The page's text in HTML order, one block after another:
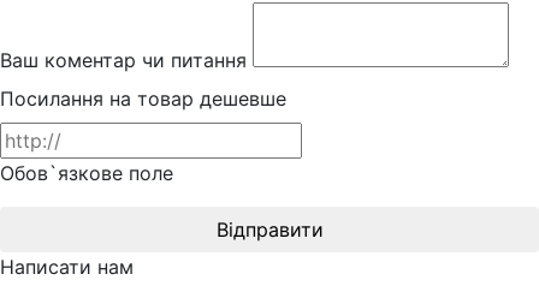
Ваш коментар чи питання
Посилання на товар дешевше
Обов`язкове поле
Відправити
Написати нам